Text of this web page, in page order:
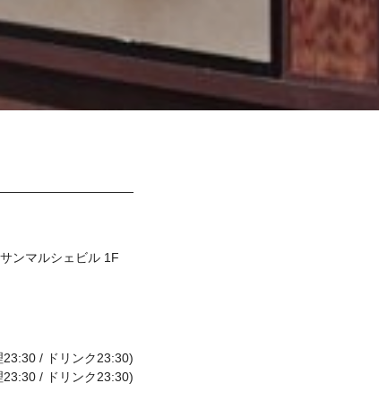
ンマルシェビル 1F
/ ドリンク23:30)
/ ドリンク23:30)